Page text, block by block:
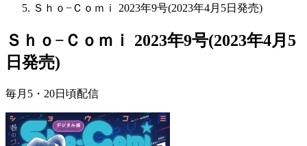
Ｓｈｏ−Ｃｏｍｉ 2023年9号(2023年4月5日発売)
Ｓｈｏ−Ｃｏｍｉ 2023年9号(2023年4月5
日発売)
毎月5・20日頃配信